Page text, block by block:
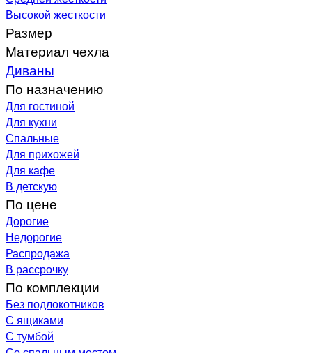
Высокой жесткости
Размер
Материал чехла
Диваны
По назначению
Для гостиной
Для кухни
Спальные
Для прихожей
Для кафе
В детскую
По цене
Дорогие
Недорогие
Распродажа
В рассрочку
По комплекции
Без подлокотников
С ящиками
С тумбой